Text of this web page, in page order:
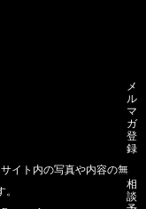
12/12（日）【首都圏】
11/14（日）【首都圏】
イト内の写真や内容の無
メ
ル
マ
ガ
登
録
相
談